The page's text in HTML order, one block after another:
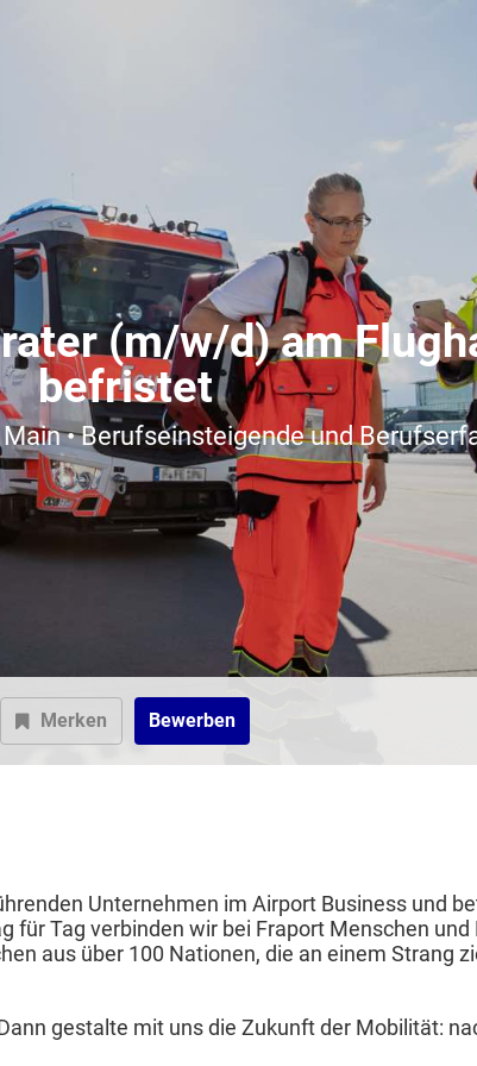
(m/w/d) am
befristet
• Berufseinsteigende und
Merken Bewerben
Unternehmen im Airport Business und
für Tag verbinden wir bei Fraport Menschen
aus über 100 Nationen, die an einem Strang
gestalte mit uns die Zukunft der Mobilität: